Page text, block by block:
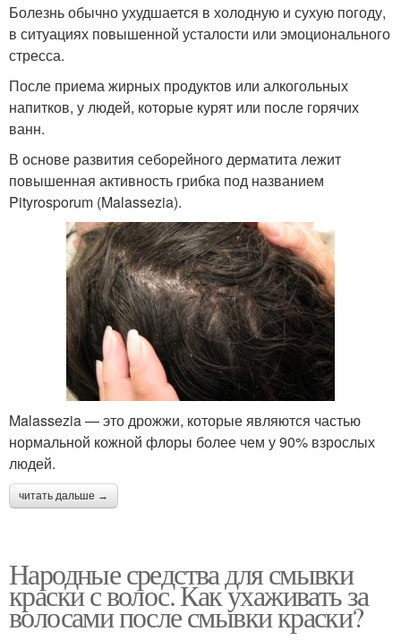
Болезнь обычно ухудшается в холодную и сухую погоду,
в ситуациях повышенной усталости или эмоционального
стресса.
После приема жирных продуктов или алкогольных
напитков, у людей, которые курят или после горячих
ванн.
В основе развития себорейного дерматита лежит
повышенная активность грибка под названием
Pityrosporum (Malassezia).
Malassezia — это дрожжи, которые являются частью
нормальной кожной флоры более чем у 90% взрослых
людей.
читать дальше →
Народные средства для смывки
краски с волос. Как ухаживать за
волосами после смывки краски?